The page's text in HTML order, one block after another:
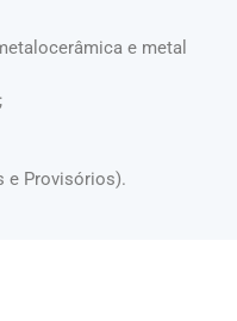
e metal
e Provisórios).